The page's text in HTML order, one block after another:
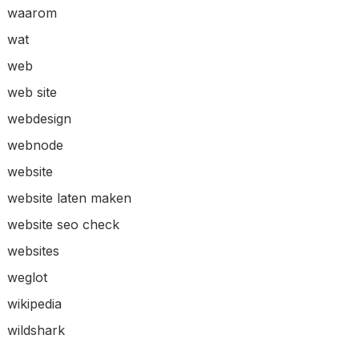
waarom
wat
web
web site
webdesign
webnode
website
website laten maken
website seo check
websites
weglot
wikipedia
wildshark